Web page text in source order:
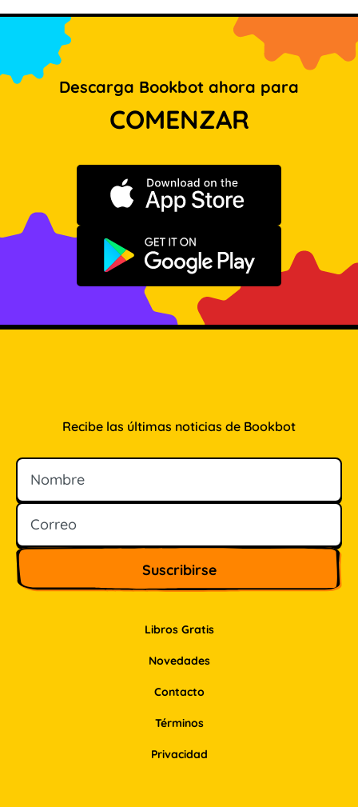
Descarga Bookbot ahora para
COMENZAR
Descargar en App Store
Disponible en Google Play
Libros Gratis
Novedades
Contacto
Recibe las últimas noticias de Bookbot
Nombre
Correo
Términos
Privacidad